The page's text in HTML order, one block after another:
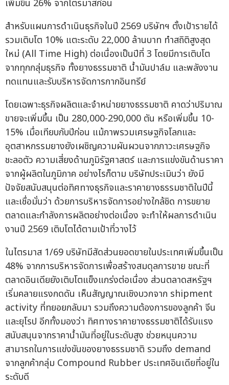
เพิ่มขึ้น 26% จากไตรมาสก่อน
สำหรับแผนการดำเนินธุรกิจในปี 2569 บริษัทฯ ตั้งเป้ารายได้
รวมเติบโต 10% แตะระดับ 22,000 ล้านบาท ทำสถิติสูงสุด
ใหม่ (All Time High) ต่อเนื่องเป็นปีที่ 3 โดยมีการเติบโต
จากทุกกลุ่มธุรกิจ ทั้งยางธรรมชาติ น้ำมันปาล์ม และพลังงาน
ทดแทนและรับบริหารจัดการกากอินทรีย์
โดยเฉพาะธุรกิจผลิตและจำหน่ายยางธรรมชาติ คาดว่าปริมาณ
ขายจะเพิ่มขึ้น เป็น 280,000-290,000 ตัน หรือเพิ่มขึ้น 10-
15% เมื่อเทียบกับปีก่อน แม้ภาพรวมเศรษฐกิจโลกและ
อุตสาหกรรมยางยังเผชิญความผันผวนจากภาวะเศรษฐกิจ
ชะลอตัว ความเสี่ยงด้านภูมิรัฐศาสตร์ และการแข่งขันด้านราคา
จากผู้ผลิตในภูมิภาค อย่างไรก็ตาม บริษัทประเมินว่า ยังมี
ปัจจัยสนับสนุนต่อทิศทางธุรกิจและราคายางธรรมชาติในปีนี้
และเชื่อมั่นว่า ด้วยการบริหารจัดการอย่างใกล้ชิด การขยาย
ตลาดและกำลังการผลิตอย่างต่อเนื่อง จะทำให้ผลการดำเนิน
งานปี 2569 เติบโตได้ตามเป้าที่วางไว้
ในไตรมาส 1/69 บริษัทมีสัดส่วนยอดขายในประเทศเพิ่มขึ้นเป็น
48% จากการบริหารจัดการเพื่อสร้างสมดุลการขาย ขณะที่
ตลาดอินเดียยังเติบโตแข็งแกร่งต่อเนื่อง ส่วนตลาดสหรัฐฯ
เริ่มคลายแรงกดดัน เห็นสัญญาณเชิงบวกจาก shipment
activity ที่ทยอยกลับมา รวมถึงความต้องการของลูกค้า จีน
และยุโรป อีกทั้งมองว่า ทิศทางราคายางธรรมชาติได้รับแรง
สนับสนุนจากราคาน้ำมันที่อยู่ในระดับสูง ช่วยหนุนความ
สามารถในการแข่งขันของยางธรรมชาติ รวมถึง demand
จากลูกค้ากลุ่ม Compound Rubber ประเทศอินเดียที่อยู่ใน
ระดับดี